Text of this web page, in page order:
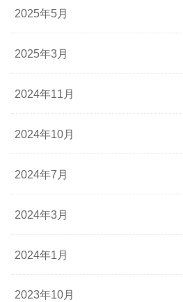
2025年5月
2025年3月
2024年11月
2024年10月
2024年7月
2024年3月
2024年1月
2023年10月